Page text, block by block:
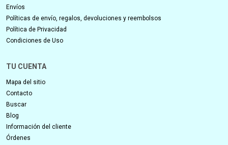
Envíos
Políticas de envío, regalos, devoluciones y reembolsos
Política de Privacidad
Condiciones de Uso
TU CUENTA
Mapa del sitio
Contacto
Buscar
Blog
Información del cliente
Órdenes